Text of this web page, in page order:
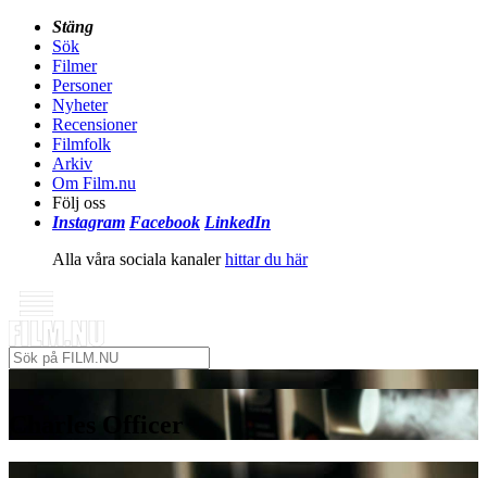
Stäng
Sök
Filmer
Personer
Nyheter
Recensioner
Filmfolk
Arkiv
Om Film.nu
Följ oss
Instagram Facebook LinkedIn
Alla våra sociala kanalerhittar du här
Charles Officer